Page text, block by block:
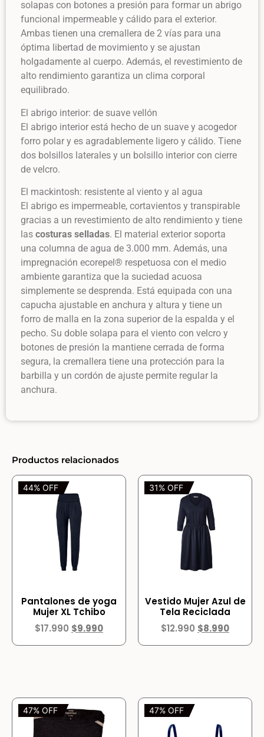
solapas con botones a presión para formar un abrigo
funcional impermeable y cálido para el exterior.
Ambas tienen una cremallera de 2 vías para una
óptima libertad de movimiento y se ajustan
holgadamente al cuerpo. Además, el revestimiento de
alto rendimiento garantiza un clima corporal
equilibrado.
El abrigo interior: de suave vellón
El abrigo interior está hecho de un suave y acogedor
forro polar y es agradablemente ligero y cálido. Tiene
dos bolsillos laterales y un bolsillo interior con cierre
de velcro.
El mackintosh: resistente al viento y al agua
El abrigo es impermeable, cortavientos y transpirable
gracias a un revestimiento de alto rendimiento y tiene
las costuras selladas. El material exterior soporta
una columna de agua de 3.000 mm. Además, una
impregnación ecorepel® respetuosa con el medio
ambiente garantiza que la suciedad acuosa
simplemente se desprenda. Está equipada con una
capucha ajustable en anchura y altura y tiene un
forro de malla en la zona superior de la espalda y el
pecho. Su doble solapa para el viento con velcro y
botones de presión la mantiene cerrada de forma
segura, la cremallera tiene una protección para la
barbilla y un cordón de ajuste permite regular la
anchura.
Productos relacionados
44% OFF
Pantalones de yoga
Mujer XL Tchibo
$17.990 $9.990
31% OFF
Vestido Mujer Azul de
Tela Reciclada
$12.990 $8.990
47% OFF 47% OFF